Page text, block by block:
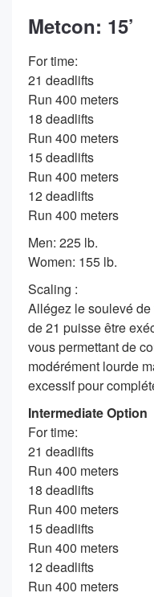
Metcon: 15’
For time:
21 deadlifts
Run 400 meters
18 deadlifts
Run 400 meters
15 deadlifts
Run 400 meters
12 deadlifts
Run 400 meters
Men: 225 lb.
Women: 155 lb.
Scaling :
Allégez le soulevé
de 21 puisse être
vous permettant de
modérément lourde
excessif pour
Intermediate Option
For time:
21 deadlifts
Run 400 meters
18 deadlifts
Run 400 meters
15 deadlifts
Run 400 meters
12 deadlifts
Run 400 meters